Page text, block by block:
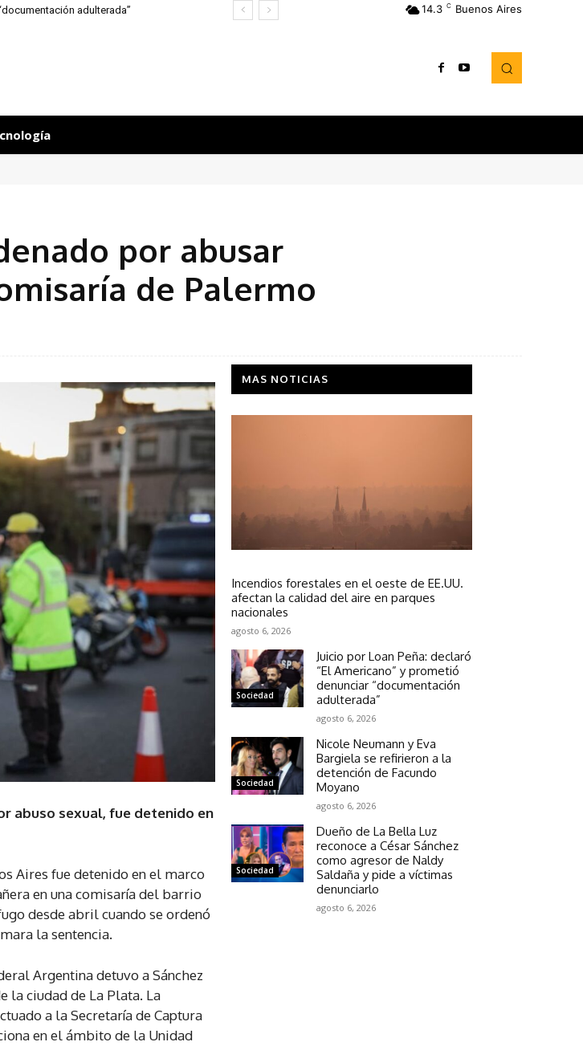
adulterada” 14.3 C Buenos Aires
por abusar
de Palermo
abuso sexual, fue detenido en
Aires fue detenido en el marco
en una comisaría del barrio
desde abril cuando se ordenó
la sentencia.
Argentina detuvo a Sánchez
la ciudad de La Plata. La
a la Secretaría de Captura
en el ámbito de la Unidad
MAS NOTICIAS
Incendios forestales en el oeste de EE.UU.
afectan la calidad del aire en parques
nacionales
agosto 6, 2026
Sociedad
Juicio por Loan Peña: declaró
“El Americano” y prometió
denunciar “documentación
adulterada”
agosto 6, 2026
Sociedad
Nicole Neumann y Eva
Bargiela se refirieron a la
detención de Facundo
Moyano
agosto 6, 2026
Sociedad
Dueño de La Bella Luz
reconoce a César Sánchez
como agresor de Naldy
Saldaña y pide a víctimas
denunciarlo
agosto 6, 2026